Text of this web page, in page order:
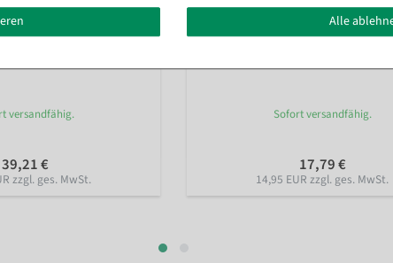
versandfähig.
39,21 €
zzgl. ges. MwSt.
Sofort versandfähig.
17,79 €
14,95 EUR zzgl. ges. MwSt.
Alle